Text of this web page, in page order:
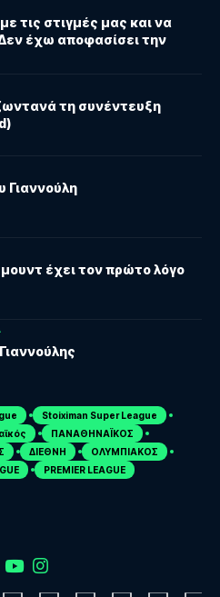
τις στιγμές μας και να
έχω αποφασίσει την
τη συνέντευξη
Γιαννούλη
έχει τον πρώτο λόγο
Stoiximan Super League
ΠΑΝΑΘΗΝΑΪΚΟΣ
ΔΙΕΘΝΗ
ΟΛΥΜΠΙΑΚΟΣ
PREMIER LEAGUE